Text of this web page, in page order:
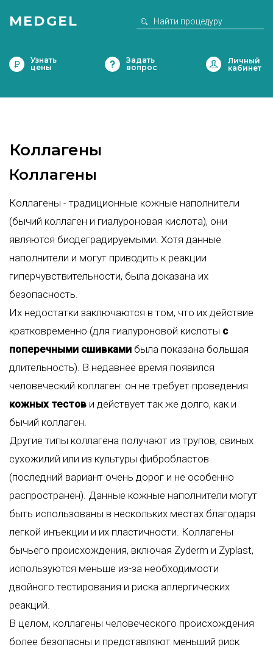
MEDGEL
Узнать
цены
Задать
вопрос
Коллагены
Коллагены
Коллагены - традиционные кожные наполнители
(бычий коллаген и гиалуроновая кислота), они
являются биодеградируемыми. Хотя данные
наполнители и могут приводить к реакции
гиперчувствительности, была доказана их
безопасность.
Их недостатки заключаются в том, что их действие
кратковременно (для гиалуроновой кислоты с
поперечными сшивками была показана большая
длительность). В недавнее время появился
человеческий коллаген: он не требует проведения
кожных тестов и действует так же долго, как и
бычий коллаген.
Другие типы коллагена получают из трупов, свиных
сухожилий или из культуры фибробластов
(последний вариант очень дорог и не особенно
распространен). Данные кожные наполнители могут
быть использованы в нескольких местах благодаря
легкой инъекции и их пластичности. Коллагены
бычьего происхождения, включая Zyderm и Zyplast,
используются меньше из-за необходимости
двойного тестирования и риска аллергических
реакций.
В целом, коллагены человеческого происхождения
более безопасны и представляют меньший риск